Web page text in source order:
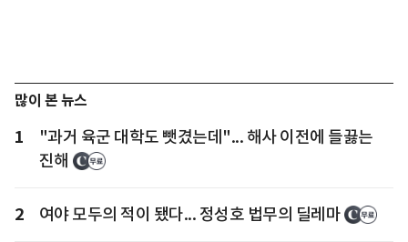
많이 본 뉴스
1
"과거 육군 대학도 뺏겼는데"... 해사 이전에 들끓는
진해
2 여야 모두의 적이 됐다... 정성호 법무의 딜레마